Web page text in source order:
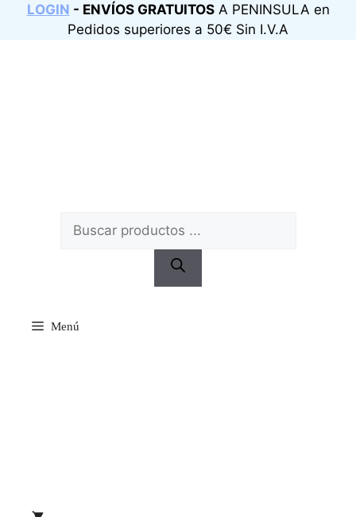
SaltarLOGIN - ENVÍOS GRATUITOSA PENINSULA en
Pedidos superiores a 50€ Sin I.V.A
Búsqueda
Menú